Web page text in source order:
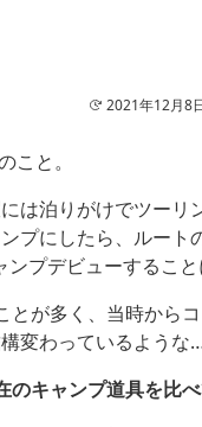
2021年12月8
と。
は泊りがけでツーリ
プにしたら、ルート
プデビューするこ
とが多く、当時から
変わっているような
のキャンプ道具を比